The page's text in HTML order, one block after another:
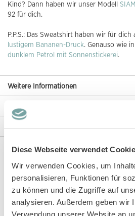
Diese Webseite verwendet
Wir verwenden Cookies, um
personalisieren, Funktionen für
zu können und die Zugriffe auf
analysieren. Außerdem geben wir
Verwendung unserer Website an
Kind? Dann haben wir unser Modell SIAM
92 für dich.
P.P.S.: Das Sweatshirt haben wir für
lustigem Bananen-Druck. Genauso wie
dunklem Petrol mit Sonnenstickerei.
Weitere Informationen
Angaben zur Produktsicherheit
Diese Artikel könnten dir auch gefallen!